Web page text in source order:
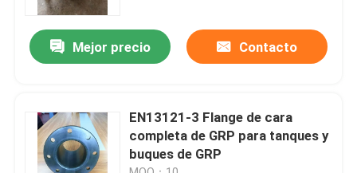
Freno de FRP
Flanca de la GRP
Agujero de FRP
Agujero de GRP
Mejor precio Contacto
EN13121-3 Flange de cara
completa de GRP para tanques y
buques de GRP